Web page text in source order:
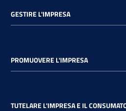
GESTIRE L'IMPRESA
PROMUOVERE L'IMPRESA
TUTELARE L'IMPRESA E IL